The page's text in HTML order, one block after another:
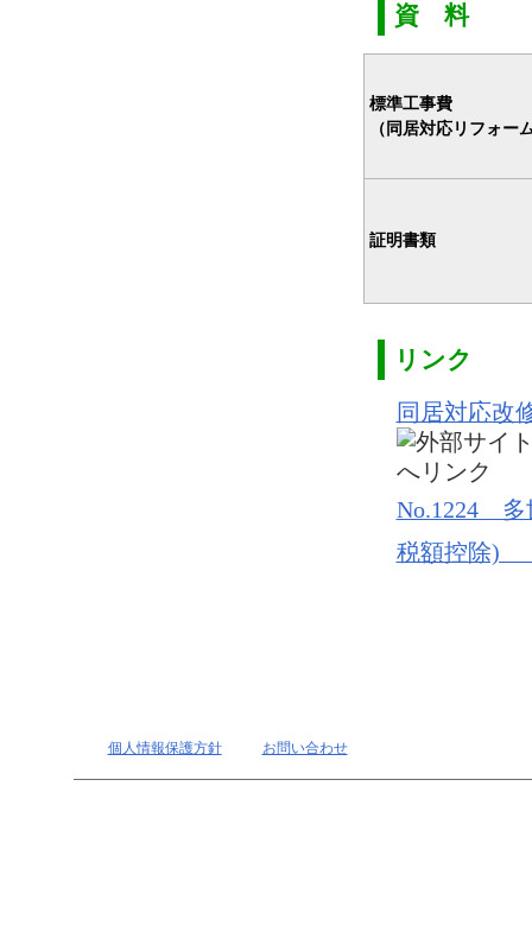
資 料
標準工事費
（同居対応リフォー
証明書類
リンク
同居対応改
No.1224 多
税額控除)
個人情報保護方針 お問い合わせ